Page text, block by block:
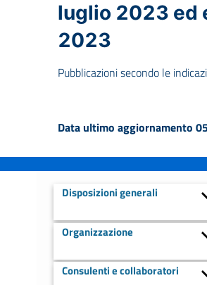
luglio 2023 ed
2023
Pubblicazioni secondo le
Data ultimo aggiornamento
Disposizioni generali
Organizzazione
Consulenti e collaboratori